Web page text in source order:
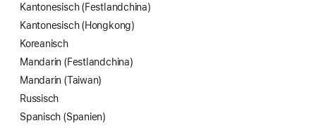
Kantonesisch (Festland­china)
Kantonesisch (Hongkong)
Koreanisch
Mandarin (Festland­china)
Mandarin (Taiwan)
Russisch
Spanisch (Spanien)